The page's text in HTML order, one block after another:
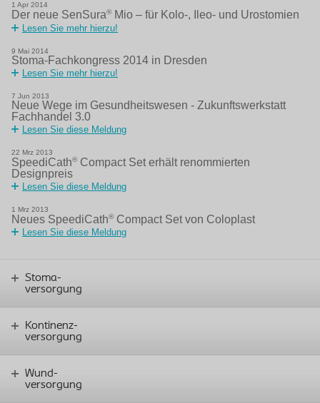
1 Apr 2014
Der neue SenSura® Mio – für Kolo-, Ileo- und Urostomien
Lesen Sie mehr hierzu!
9 Mai 2014
Stoma-Fachkongress 2014 in Dresden
Lesen Sie mehr hierzu!
7 Jun 2013
Neue Wege im Gesundheitswesen - Zukunftswerkstatt
Fachhandel 3.0
Lesen Sie diese Meldung
22 Mrz 2013
SpeediCath® Compact Set erhält renommierten
Designpreis
Lesen Sie diese Meldung
1 Mrz 2013
Neues SpeediCath® Compact Set von Coloplast
Lesen Sie diese Meldung
Stoma-
versorgung
Kontinenz-
versorgung
Wund-
versorgung